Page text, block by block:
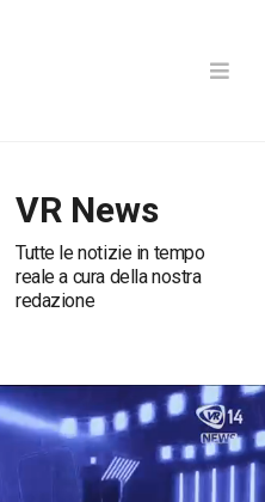
VR News
Tutte le notizie in tempo
reale a cura della nostra
redazione